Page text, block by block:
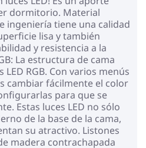
dormitorio. Material
ingeniería tiene una calidad
lisa y también
y resistencia a la
La estructura de cama
RGB. Con varios menús
cambiar fácilmente el color
para que se
Estas luces LED no sólo
de la base de la cama,
su atractivo. Listones
madera contrachapada